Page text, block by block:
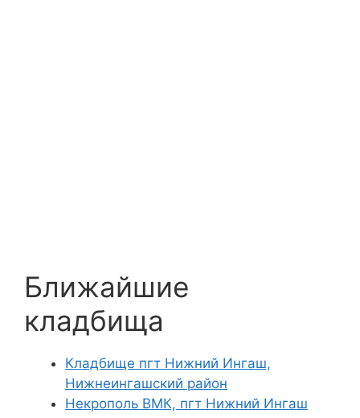
Ближайшие
кладбища
Кладбище пгт Нижний Ингаш,
Нижнеингашский район
Некрополь ВМК, пгт Нижний Ингаш